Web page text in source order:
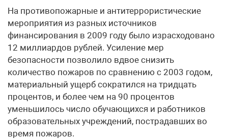
На противопожарные и антитеррористические
мероприятия из разных источников
финансирования в 2009 году было израсходовано
12 миллиардов рублей. Усиление мер
безопасности позволило вдвое снизить
количество пожаров по сравнению с 2003 годом,
материальный ущерб сократился на тридцать
процентов, и более чем на 90 процентов
уменьшилось число обучающихся и работников
образовательных учреждений, пострадавших во
время пожаров.